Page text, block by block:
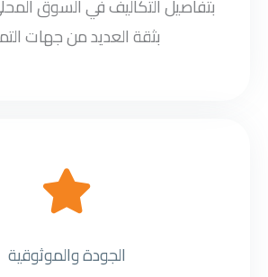
بتفاصيل التكاليف في السوق
بثقة العديد من جهات
الجودة والموثوقية